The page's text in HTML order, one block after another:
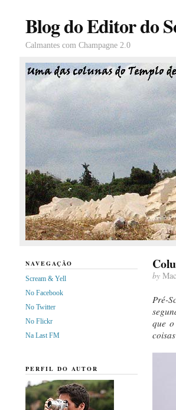
Blog do Editor do
Calmantes com Champagne 2.0
byMac
Pré-
que
NAVEGAÇÃO
Scream & Yell
No Facebook
No Twitter
No Flickr
Na Last FM
PERFIL DO AUTOR